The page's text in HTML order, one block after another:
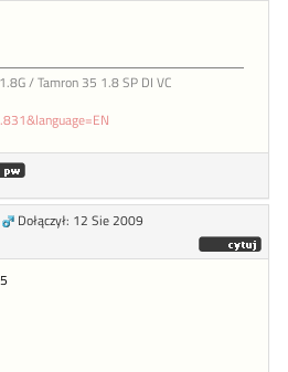
/ Tamron 35 1.8 SP DI VC
Dołączył: 12 Sie 2009